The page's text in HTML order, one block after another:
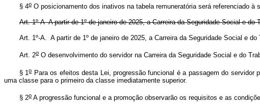
§ 4o O posicionamento dos inativos na tabela remuneratória será referenciado
Art. 1º-A A partir de 1º de janeiro de 2025, a Carreira da Seguridade Social
Art. 1º-A. A partir de 1º de janeiro de 2025, a Carreira da Seguridade Social e
Art. 2o O desenvolvimento do servidor na Carreira da Seguridade Social e
§ 1oPara os efeitos desta Lei, progressão funcional é a passagem do servidor
uma classe para o primeiro da classe imediatamente superior.
§ 2o A progressão funcional e a promoção observarão os requisitos e as